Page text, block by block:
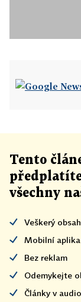
Tento
všechny
Veškerý
Mobilní
Bez reklam
Odemykejte
Články v